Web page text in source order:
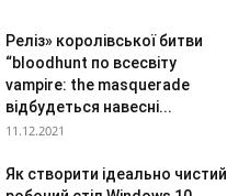
Реліз» королівської битви
“bloodhunt по всесвіту
vampire: the masquerade
відбудеться навесні...
11.12.2021
Як створити ідеально чистий